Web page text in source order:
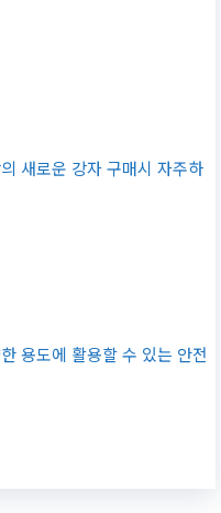
새로운 강자 구매시 자주하
용도에 활용할 수 있는 안전